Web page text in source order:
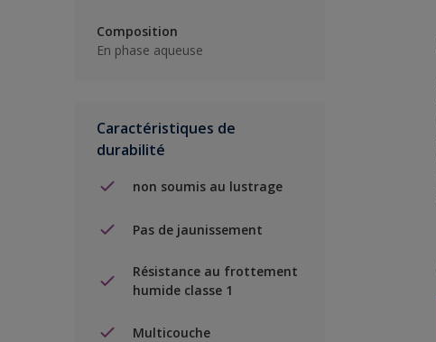
Composition
En phase aqueuse
Caractéristiques de
durabilité
non soumis au lustrage
Pas de jaunissement
Résistance au frottement
humide classe 1
Multicouche